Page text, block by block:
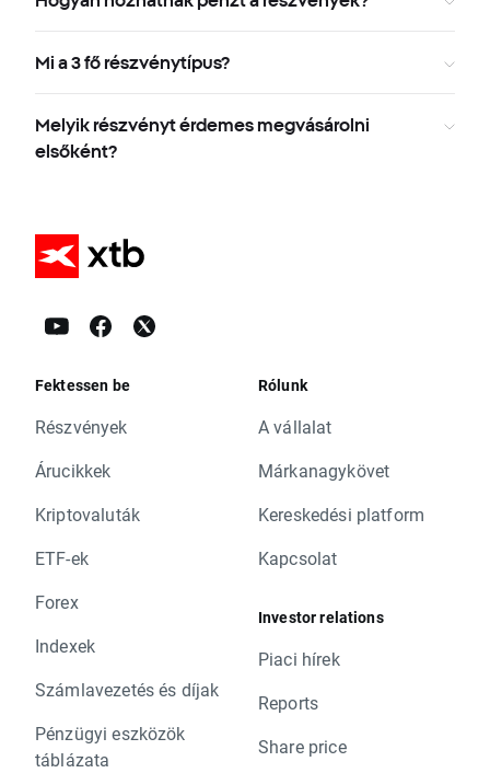
Mi a 3 fő részvénytípus?
Melyik részvényt érdemes megvásárolni
elsőként?
Fektessen be
Részvények
Árucikkek
Kriptovaluták
ETF-ek
Forex
Indexek
Számlavezetés és díjak
Pénzügyi eszközök
táblázata
Rólunk
A vállalat
Márkanagykövet
Kereskedési platform
Kapcsolat
Investor relations
Piaci hírek
Reports
Share price